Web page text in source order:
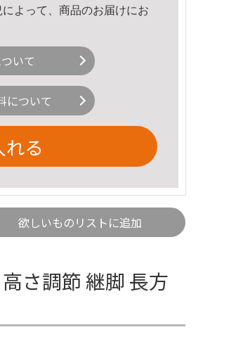
よって、商品のお届けにお
いて
について
れる
欲しいものリストに追加
さ調節 継脚 長方